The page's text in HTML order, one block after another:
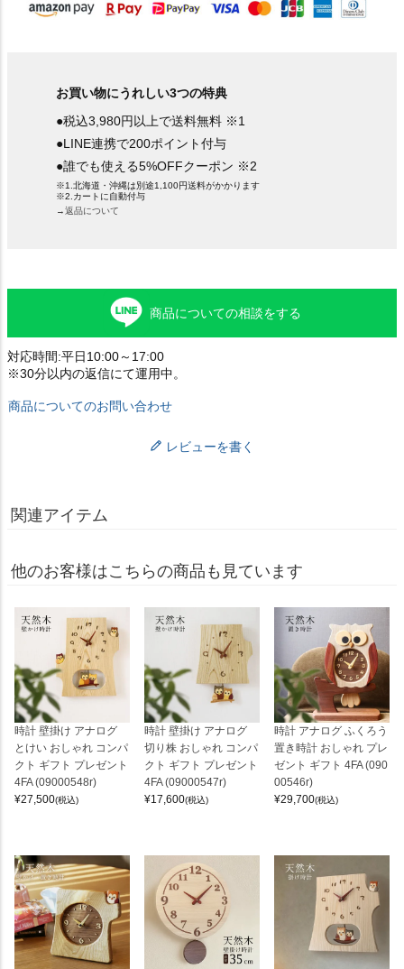
お買い物にうれしい3つの特典
●税込3,980円以上で送料無料 ※1
●LINE連携で200ポイント付与
●誰でも使える5%OFFクーポン ※2
※1.北海道・沖縄は別途1,100円送料がかかります
※2.カートに自動付与
→返品について
商品についての相談をする
対応時間:平日10:00～17:00
※30分以内の返信にて運用中。
商品についてのお問い合わせ
レビューを書く
関連アイテム
他のお客様はこちらの商品も見ています
時計 壁掛け アナログ
とけい おしゃれ コンパ
クト ギフト プレゼント
4FA (09000548r)
¥27,500(税込)
時計 壁掛け アナログ
切り株 おしゃれ コンパ
クト ギフト プレゼント
4FA (09000547r)
¥17,600(税込)
時計 アナログ ふくろう
置き時計 おしゃれ プレ
ゼント ギフト 4FA (090
00546r)
¥29,700(税込)